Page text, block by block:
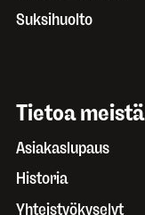
Suksihuolto
Tietoa meistä
Asiakaslupaus
Historia
Yhteistyökyselyt